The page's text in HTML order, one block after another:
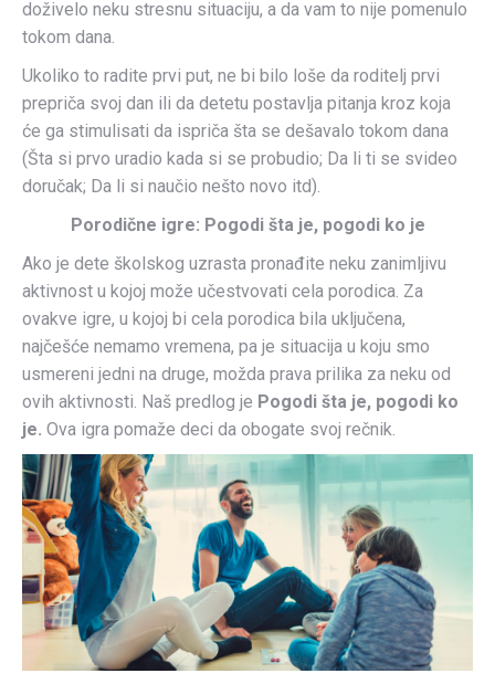
doživelo neku stresnu situaciju, a da vam to nije pomenulo
tokom dana.
Ukoliko to radite prvi put, ne bi bilo loše da roditelj prvi
prepriča svoj dan ili da detetu postavlja pitanja kroz koja
će ga stimulisati da ispriča šta se dešavalo tokom dana
(Šta si prvo uradio kada si se probudio; Da li ti se svideo
doručak; Da li si naučio nešto novo itd).
Porodične igre: Pogodi šta je, pogodi ko je
Ako je dete školskog uzrasta pronađite neku zanimljivu
aktivnost u kojoj može učestvovati cela porodica. Za
ovakve igre, u kojoj bi cela porodica bila uključena,
najčešće nemamo vremena, pa je situacija u koju smo
usmereni jedni na druge, možda prava prilika za neku od
ovih aktivnosti. Naš predlog je Pogodi šta je, pogodi ko
je. Ova igra pomaže deci da obogate svoj rečnik.